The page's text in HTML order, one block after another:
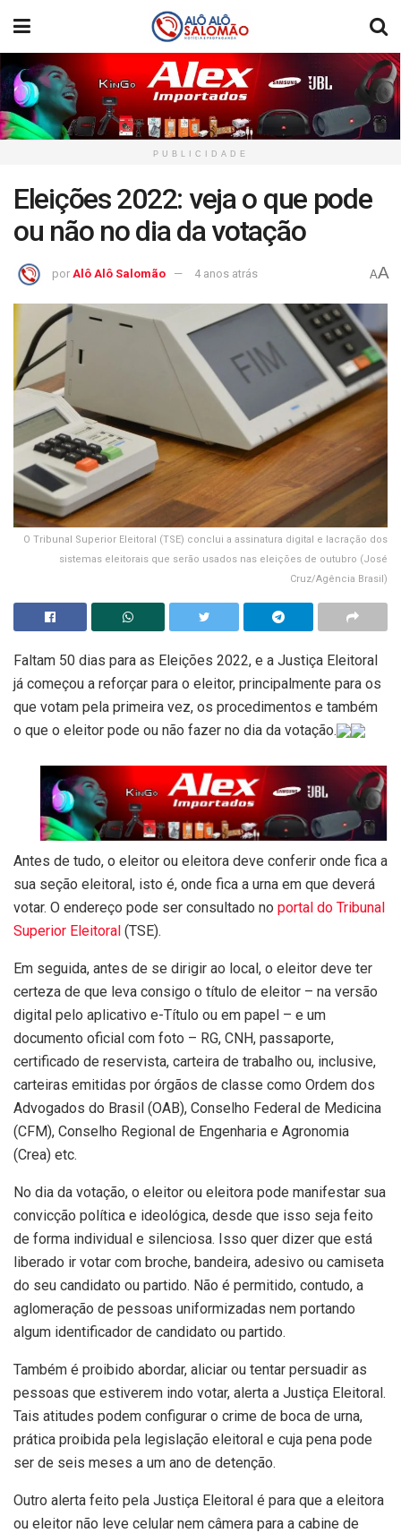
PUBLICIDADE
Eleições 2022: veja o que pode
ou não no dia da votação
por Alô Alô Salomão 4 anos atrás AA
O Tribunal Superior Eleitoral (TSE) conclui a assinatura digital e lacração dos
sistemas eleitorais que serão usados nas eleições de outubro (José
Cruz/Agência Brasil)
Faltam 50 dias para as Eleições 2022, e a Justiça Eleitoral
já começou a reforçar para o eleitor, principalmente para os
que votam pela primeira vez, os procedimentos e também
o que o eleitor pode ou não fazer no dia da votação.
Antes de tudo, o eleitor ou eleitora deve conferir onde fica a
sua seção eleitoral, isto é, onde fica a urna em que deverá
votar. O endereço pode ser consultado no portal do Tribunal
Superior Eleitoral (TSE).
Em seguida, antes de se dirigir ao local, o eleitor deve ter
certeza de que leva consigo o título de eleitor – na versão
digital pelo aplicativo e-Título ou em papel – e um
documento oficial com foto – RG, CNH, passaporte,
certificado de reservista, carteira de trabalho ou, inclusive,
carteiras emitidas por órgãos de classe como Ordem dos
Advogados do Brasil (OAB), Conselho Federal de Medicina
(CFM), Conselho Regional de Engenharia e Agronomia
(Crea) etc.
No dia da votação, o eleitor ou eleitora pode manifestar sua
convicção política e ideológica, desde que isso seja feito
de forma individual e silenciosa. Isso quer dizer que está
liberado ir votar com broche, bandeira, adesivo ou camiseta
do seu candidato ou partido. Não é permitido, contudo, a
aglomeração de pessoas uniformizadas nem portando
algum identificador de candidato ou partido.
Também é proibido abordar, aliciar ou tentar persuadir as
pessoas que estiverem indo votar, alerta a Justiça Eleitoral.
Tais atitudes podem configurar o crime de boca de urna,
prática proibida pela legislação eleitoral e cuja pena pode
ser de seis meses a um ano de detenção.
Outro alerta feito pela Justiça Eleitoral é para que a eleitora
ou eleitor não leve celular nem câmera para a cabine de